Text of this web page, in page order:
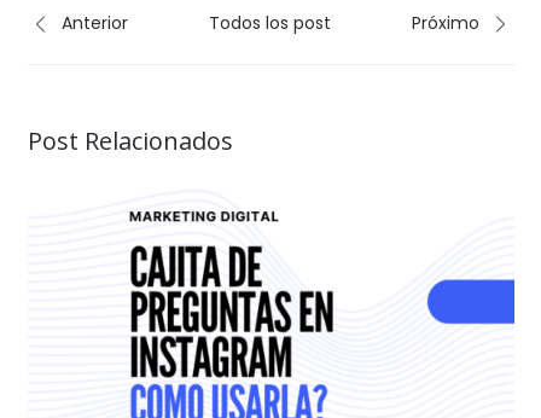
Anterior Todos los post Próximo
Post Relacionados